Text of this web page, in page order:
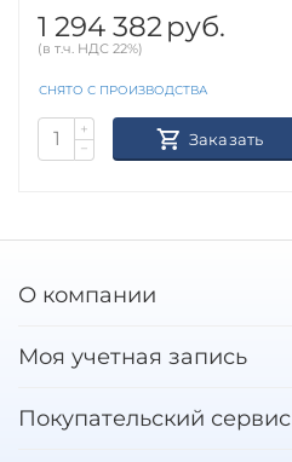
1 294 382 руб.
(в т.ч. НДС 22%)
СНЯТО С ПРОИЗВОДСТВА
+
−
Заказать
О компании
Моя учетная запись
Покупательский сервис